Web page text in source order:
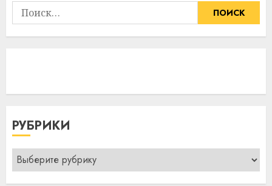
Найти:
РУБРИКИ
Рубрики